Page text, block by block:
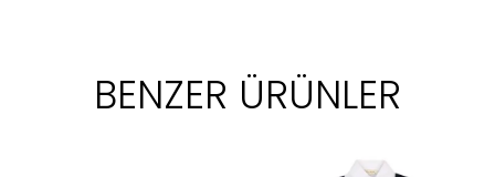
BENZER ÜRÜNLER